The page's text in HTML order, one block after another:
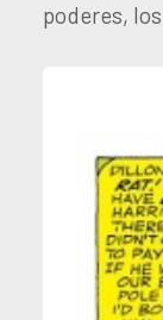
poderes,